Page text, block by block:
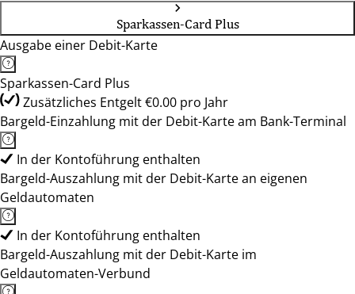
Sparkassen-Card Plus
Ausgabe einer Debit-Karte
Sparkassen-Card Plus
Zusätzliches Entgelt €0.00 pro Jahr
Bargeld-Einzahlung mit der Debit-Karte am Bank-Terminal
In der Kontoführung enthalten
Bargeld-Auszahlung mit der Debit-Karte an eigenen
Geldautomaten
In der Kontoführung enthalten
Bargeld-Auszahlung mit der Debit-Karte im
Geldautomaten-Verbund